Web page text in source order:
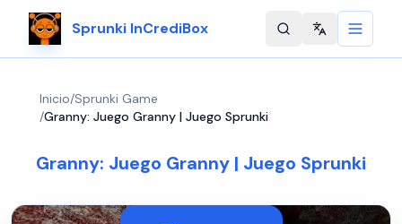
Sprunki InCrediBox Change
Inicio/Sprunki Game
/Granny: Juego Granny | Juego Sprunki
Granny: Juego Granny | Juego Sprunki